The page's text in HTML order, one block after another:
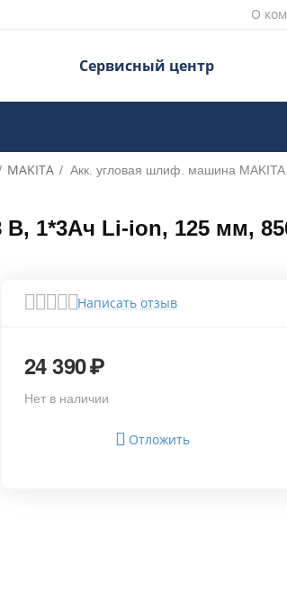
О
Сервисный центр
MAKITA / Акк. угловая шлиф. машина
1*3Ач Li-ion, 125 мм,
Написать отзыв
24 390₽
Нет в наличии
Отложить